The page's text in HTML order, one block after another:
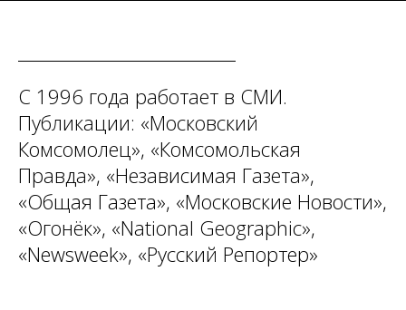
С 1996 года работает в СМИ.
Публикации: «Московский
Комсомолец», «Комсомольская
Правда», «Независимая Газета»,
«Общая Газета», «Московские Новости»,
«Огонёк», «National Geographic»,
«Newsweek», «Русский Репортер»